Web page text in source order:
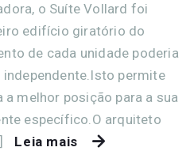
o Suíte Vollard foi
edifício giratório do
de cada unidade poderia
permite
melhor posição para a sua
específico.O arquiteto
Leia mais